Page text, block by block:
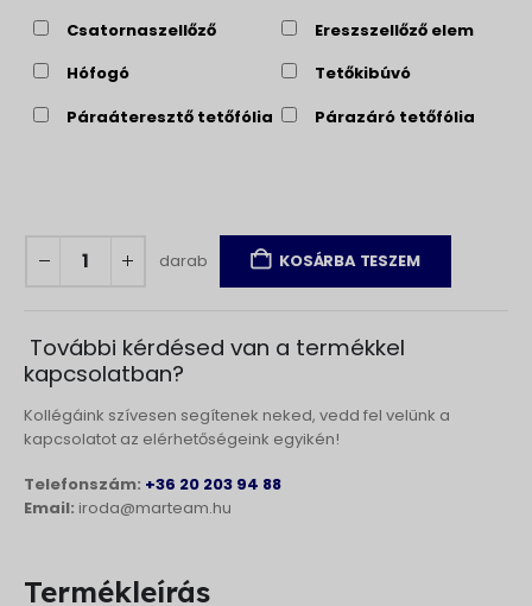
Csatornaszellőző
Ereszszellőző elem
Hófogó
Tetőkibúvó
Páraáteresztő tetőfólia
Párazáró tetőfólia
darab KOSÁRBA TESZEM
További kérdésed van a termékkel
kapcsolatban?
Kollégáink szívesen segítenek neked, vedd fel velünk a
kapcsolatot az elérhetőségeink egyikén!
Telefonszám: +36 20 203 94 88
Email: iroda@marteam.hu
Termékleírás